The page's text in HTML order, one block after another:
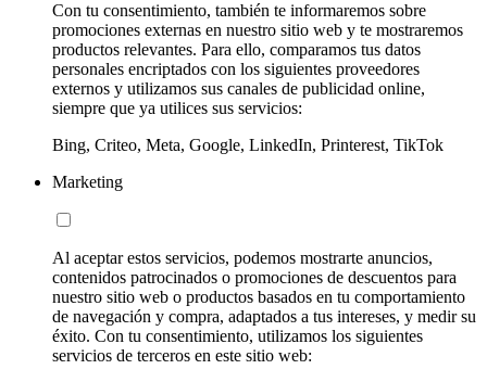
Con tu consentimiento, también te informaremos sobre
promociones externas en nuestro sitio web y te mostraremos
productos relevantes. Para ello, comparamos tus datos
personales encriptados con los siguientes proveedores
externos y utilizamos sus canales de publicidad online,
siempre que ya utilices sus servicios:
Bing, Criteo, Meta, Google, LinkedIn, Printerest, TikTok
Marketing
Al aceptar estos servicios, podemos mostrarte anuncios,
contenidos patrocinados o promociones de descuentos para
nuestro sitio web o productos basados en tu comportamiento
de navegación y compra, adaptados a tus intereses, y medir su
éxito. Con tu consentimiento, utilizamos los siguientes
servicios de terceros en este sitio web: